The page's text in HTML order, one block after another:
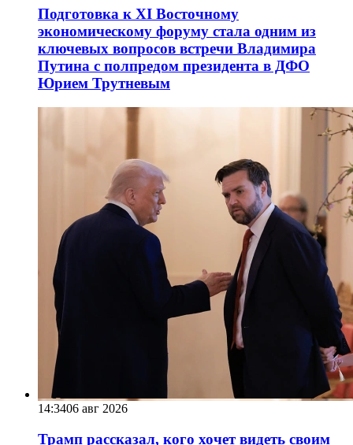
Подготовка к XI Восточному
экономическому форуму стала одним из
ключевых вопросов встречи Владимира
Путина с полпредом президента в ДФО
Юрием Трутневым
14:3406 авг 2026
Трамп рассказал, кого хочет видеть своим